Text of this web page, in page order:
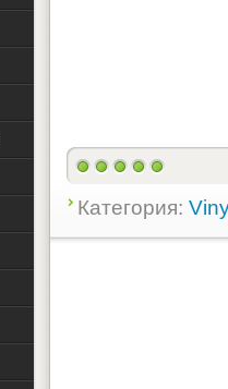
Категория: